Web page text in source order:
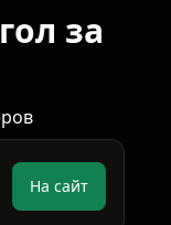
за
На сайт